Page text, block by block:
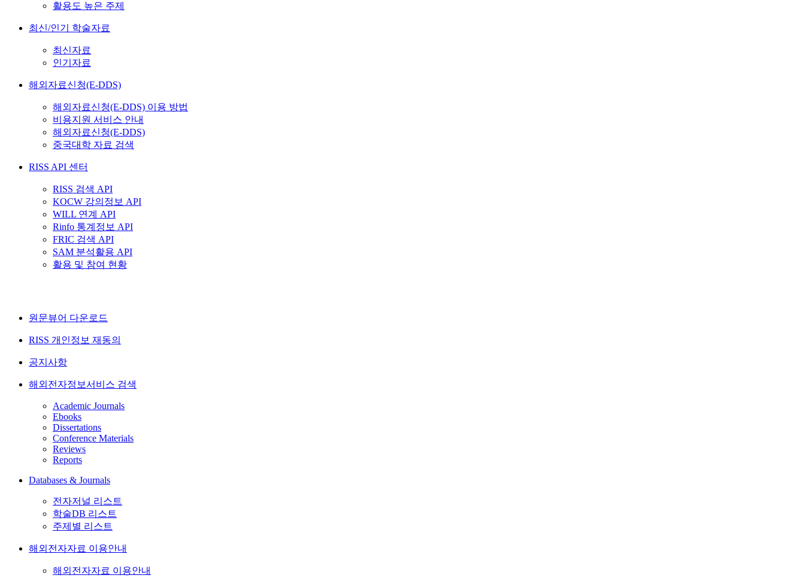
활용도 높은 주제
최신/인기 학술자료
최신자료
인기자료
해외자료신청(E-DDS)
해외자료신청(E-DDS) 이용 방법
비용지원 서비스 안내
해외자료신청(E-DDS)
중국대학 자료 검색
RISS API 센터
RISS 검색 API
KOCW 강의정보 API
WILL 연계 API
Rinfo 통계정보 API
FRIC 검색 API
SAM 분석활용 API
활용 및 참여 현황
원문뷰어 다운로드
RISS 개인정보 재동의
공지사항
해외전자정보서비스 검색
Academic Journals
Ebooks
Dissertations
Conference Materials
Reviews
Reports
Databases & Journals
전자저널 리스트
학술DB 리스트
주제별 리스트
해외전자자료 이용안내
해외전자자료 이용안내